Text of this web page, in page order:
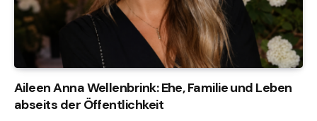
Aileen Anna Wellenbrink: Ehe, Familie und Leben
abseits der Öffentlichkeit